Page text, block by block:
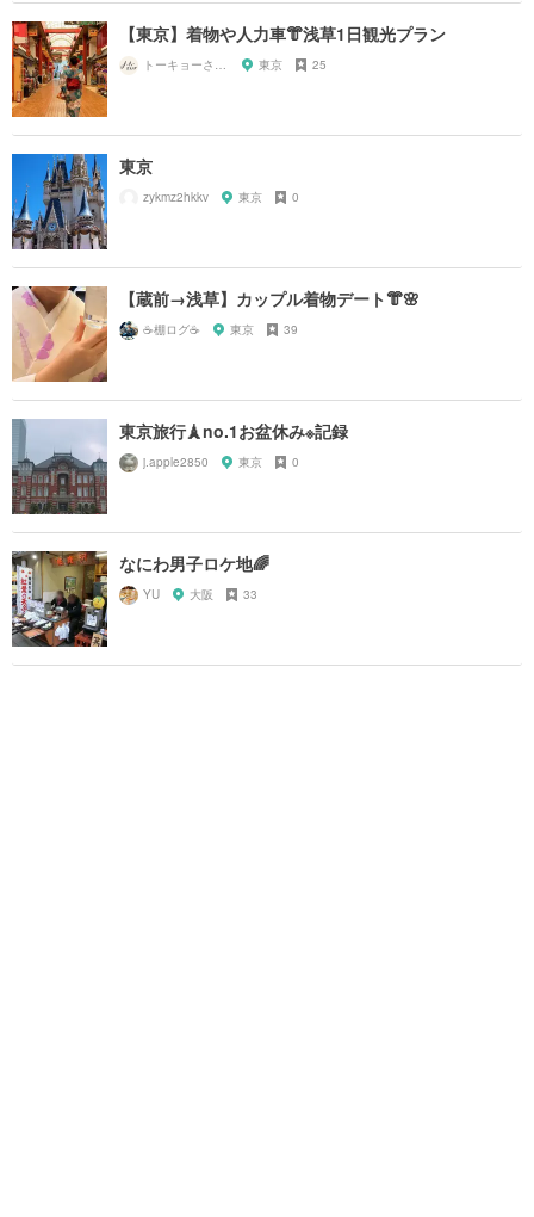
【東京】着物や人力車👘浅草1日観光プラン
トーキョーさんぽ 東京 25
東京
zykmz2hkkv 東京 0
【蔵前→浅草】カップル着物デート👘🌸
☕️棚ログ☕️ 東京 39
東京旅行🗼no.1お盆休み※記録
j.apple2850 東京 0
なにわ男子ロケ地🌈
YU 大阪 33